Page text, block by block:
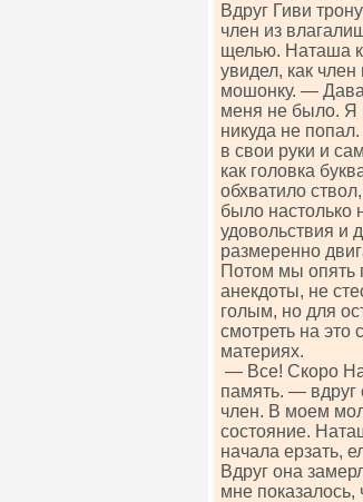
Вдруг Гиви
член из
щелью. Наташа
увидел, как
мошонку. —
меня не было. Я
никуда не
в свои руки и
как головка
обхватило
было настолько
удовольствия и
размеренно
Потом мы опять
анекдоты, не
голым, но для
смотреть на это
материях.
— Все! Скоро
память. — вдруг
член. В моем
состояние.
начала ерзать,
Вдруг она
мне показалось,